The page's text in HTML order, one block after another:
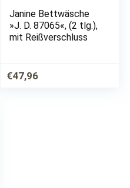
Janine Bettwäsche
»J. D. 87065«, (2 tlg.),
mit Reißverschluss
€47,96